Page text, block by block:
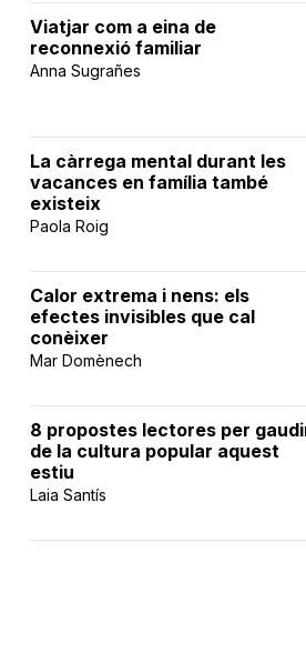
Viatjar com a eina de
reconnexió familiar
Anna Sugrañes
La càrrega mental durant les
vacances en família també
existeix
Paola Roig
Calor extrema i nens: els
efectes invisibles que cal
conèixer
Mar Domènech
8 propostes lectores per
de la cultura popular aquest
estiu
Laia Santís